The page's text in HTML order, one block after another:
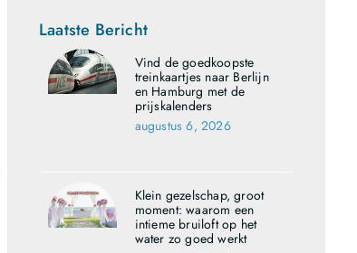
Laatste Bericht
Vind de goedkoopste
treinkaartjes naar Berlijn
en Hamburg met de
prijskalenders
augustus 6, 2026
Klein gezelschap, groot
moment: waarom een
intieme bruiloft op het
water zo goed werkt